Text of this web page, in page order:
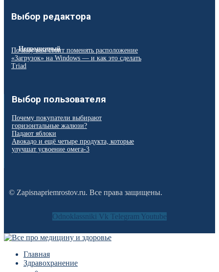
Выбор редактора
Непрощенный
Почему вам стоит поменять расположение
«Загрузок» на Windows — и как это сделать
Triad
Выбор пользователя
Почему покупатели выбирают
горизонтальные жалюзи?
Падают яблоки
Авокадо и ещё четыре продукта, которые
улучшат усвоение омега-3
© Zapisnapriemrostov.ru. Все права защищены.
Odnoklassniki Vk Telegram Youtube
Главная
Здравохранение